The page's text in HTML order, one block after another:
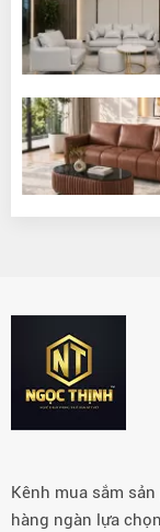
Kênh mua sắm
hàng ngàn lựa